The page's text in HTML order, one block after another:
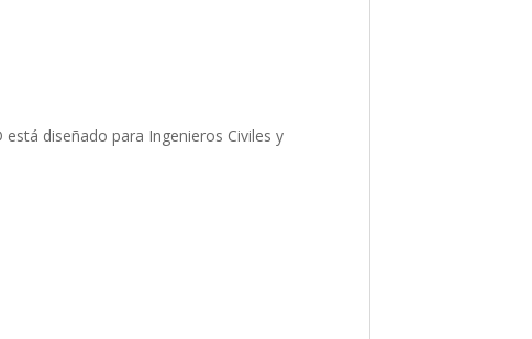
diseñado para Ingenieros Civiles y